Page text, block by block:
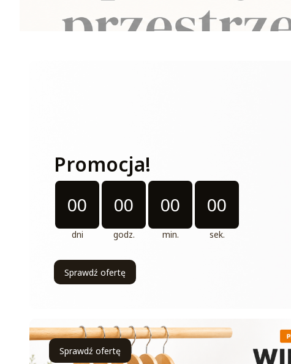
Promocja!
Odliczanie czasu do: 2026-08-31 11:11:00
00
dni
00
godz.
00
min.
00
sek.
Sprawdź ofertę
Sprawdź ofertę